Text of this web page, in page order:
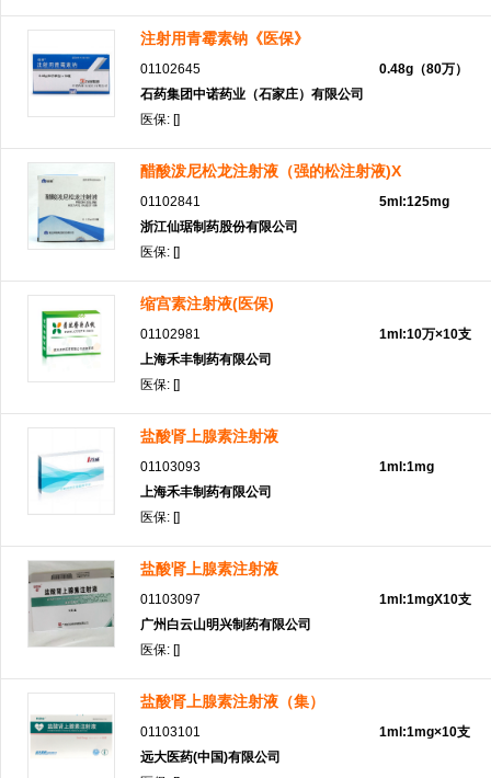
注射用青霉素钠《医保》
01102645
石药集团中诺药业（石家庄）有限公司
医保: []
0.48g（80万）
醋酸泼尼松龙注射液（强的松注射液)X
01102841
浙江仙琚制药股份有限公司
医保: []
5ml:125mg
缩宫素注射液(医保)
01102981
上海禾丰制药有限公司
医保: []
1ml:10万×10支
盐酸肾上腺素注射液
01103093
上海禾丰制药有限公司
医保: []
1ml:1mg
盐酸肾上腺素注射液
01103097
广州白云山明兴制药有限公司
医保: []
1ml:1mgX10支
盐酸肾上腺素注射液（集）
01103101
远大医药(中国)有限公司
1ml:1mg×10支